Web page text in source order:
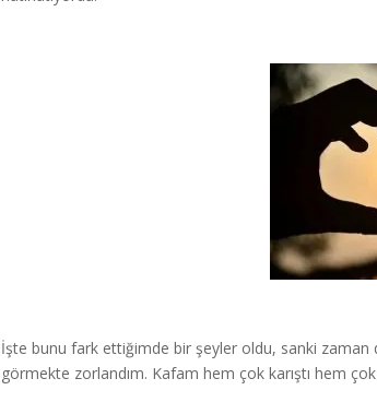
İşte bunu fark ettiğimde bir şeyler oldu, sanki
görmekte zorlandım. Kafam hem çok karıştı hem